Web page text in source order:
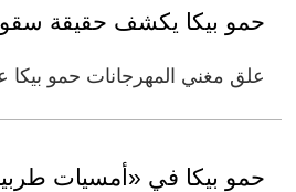
حمو بيكا يكشف حقيقة
علق مغني المهرجانات حمو
حمو بيكا في «أمسيات